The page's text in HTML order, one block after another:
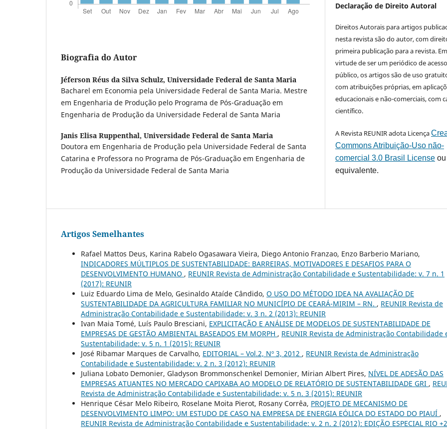
Biografia do Autor
Jéferson Réus da Silva Schulz, Universidade Federal de Santa Maria
Bacharel em Economia pela Universidade Federal de Santa Maria. Mestre
em Engenharia de Produção pelo Programa de Pós-Graduação em
Engenharia de Produção da Universidade Federal de Santa Maria
Janis Elisa Ruppenthal, Universidade Federal de Santa Maria
Doutora em Engenharia de Produção pela Universidade Federal de Santa
Catarina e Professora no Programa de Pós-Graduação em Engenharia de
Produção da Universidade Federal de Santa Maria
Declaração de Direito Autoral
Direitos Autorais para artigos
nesta revista são do autor, com
primeira publicação para a revista. Em
virtude de ser um periódico de acesso
público, os artigos são de uso
com atribuições próprias, em
educacionais e não-comerciais, com
científico.
A Revista REUNIR adota Licença
Commons Atribuição-Uso não-
comercial 3.0 Brasil License
equivalente.
Artigos Semelhantes
Rafael Mattos Deus, Karina Rabelo Ogasawara Vieira, Diego Antonio Franzao, Enzo Barberio Mariano,
INDICADORES MÚLTIPLOS DE SUSTENTABILIDADE: BARREIRAS, MOTIVADORES E DESAFIOS PARA O
DESENVOLVIMENTO HUMANO , REUNIR Revista de Administração Contabilidade e Sustentabilidade: v. 7 n. 1
(2017): REUNIR
Luiz Eduardo Lima de Melo, Gesinaldo Ataíde Cândido, O USO DO MÉTODO IDEA NA AVALIAÇÃO DE
SUSTENTABILIDADE DA AGRICULTURA FAMILIAR NO MUNICÍPIO DE CEARÁ-MIRIM – RN. , REUNIR Revista de
Administração Contabilidade e Sustentabilidade: v. 3 n. 2 (2013): REUNIR
Ivan Maia Tomé, Luís Paulo Bresciani, EXPLICITAÇÃO E ANÁLISE DE MODELOS DE SUSTENTABILIDADE DE
EMPRESAS DE GESTÃO AMBIENTAL BASEADOS EM MORPH , REUNIR Revista de Administração Contabilidade
Sustentabilidade: v. 5 n. 1 (2015): REUNIR
José Ribamar Marques de Carvalho, EDITORIAL – Vol.2, Nº 3, 2012 , REUNIR Revista de Administração
Contabilidade e Sustentabilidade: v. 2 n. 3 (2012): REUNIR
Juliana Lobato Demonier, Gladyson Brommonschenkel Demonier, Mirian Albert Pires, NÍVEL DE ADESÃO DAS
EMPRESAS ATUANTES NO MERCADO CAPIXABA AO MODELO DE RELATÓRIO DE SUSTENTABILIDADE GRI ,
Revista de Administração Contabilidade e Sustentabilidade: v. 5 n. 3 (2015): REUNIR
Henrique César Melo Ribeiro, Roselane Moita Pierot, Rosany Corrêa, PROJETO DE MECANISMO DE
DESENVOLVIMENTO LIMPO: UM ESTUDO DE CASO NA EMPRESA DE ENERGIA EÓLICA DO ESTADO DO PIAUÍ ,
REUNIR Revista de Administração Contabilidade e Sustentabilidade: v. 2 n. 2 (2012): EDIÇÃO ESPECIAL RIO